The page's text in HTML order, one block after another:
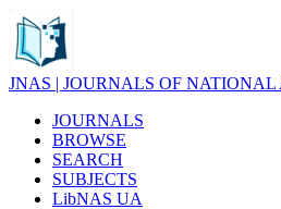
JNAS | JOURNALS OF
JOURNALS
BROWSE
SEARCH
SUBJECTS
LibNAS UA